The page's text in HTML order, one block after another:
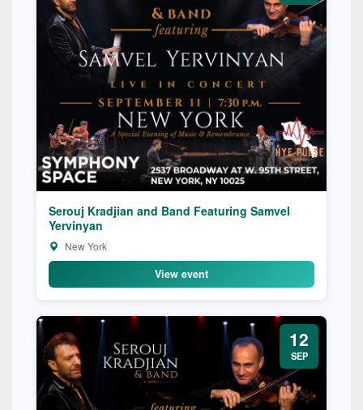
Serouj Kradjian and Band Featuring Samvel
Yervinyan
New York
View event
12
SEP